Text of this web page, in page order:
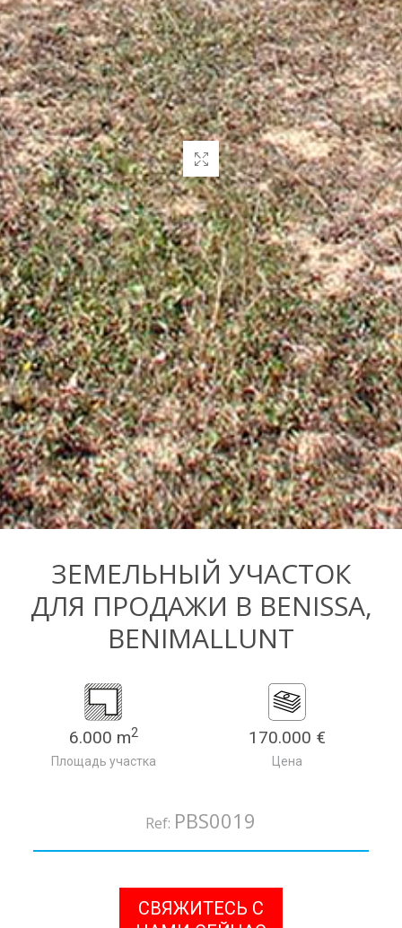
ЗЕМЕЛЬНЫЙ УЧАСТОК
ДЛЯ ПРОДАЖИ В BENISSA,
BENIMALLUNT
6.000 m2
Площадь участка
170.000 €
Цена
Ref: PBS0019
СВЯЖИТЕСЬ С